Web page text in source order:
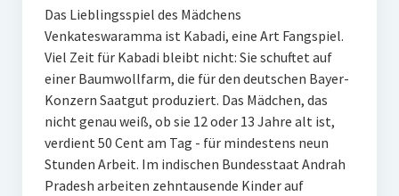
Das Lieblingsspiel des Mädchens
Venkateswaramma ist Kabadi, eine Art Fangspiel.
Viel Zeit für Kabadi bleibt nicht: Sie schuftet auf
einer Baumwollfarm, die für den deutschen Bayer-
Konzern Saatgut produziert. Das Mädchen, das
nicht genau weiß, ob sie 12 oder 13 Jahre alt ist,
verdient 50 Cent am Tag - für mindestens neun
Stunden Arbeit. Im indischen Bundesstaat Andrah
Pradesh arbeiten zehntausende Kinder auf